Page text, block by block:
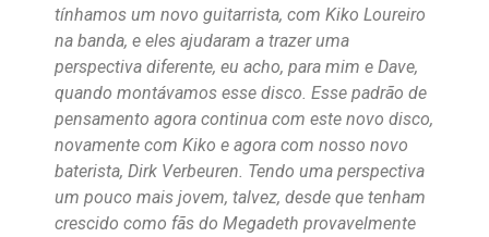
tínhamos um novo guitarrista, com Kiko Loureiro
na banda, e eles ajudaram a trazer uma
perspectiva diferente, eu acho, para mim e Dave,
quando montávamos esse disco. Esse padrão de
pensamento agora continua com este novo disco,
novamente com Kiko e agora com nosso novo
baterista, Dirk Verbeuren. Tendo uma perspectiva
um pouco mais jovem, talvez, desde que tenham
crescido como fãs do Megadeth provavelmente